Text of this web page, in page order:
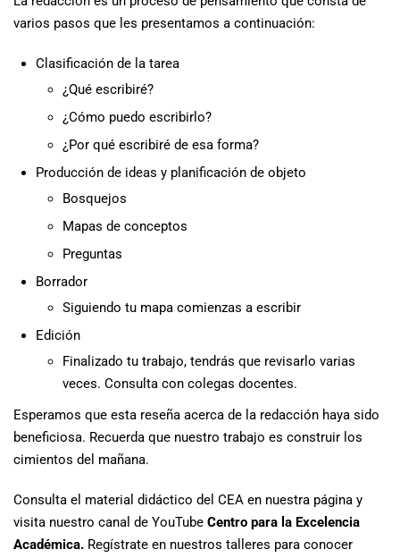
varios pasos que les presentamos a continuación:
Clasificación de la tarea
¿Qué escribiré?
¿Cómo puedo escribirlo?
¿Por qué escribiré de esa forma?
Producción de ideas y planificación de objeto
Bosquejos
Mapas de conceptos
Preguntas
Borrador
Siguiendo tu mapa comienzas a escribir
Edición
Finalizado tu trabajo, tendrás que revisarlo varias
veces. Consulta con colegas docentes.
Esperamos que esta reseña acerca de la redacción haya sido
beneficiosa. Recuerda que nuestro trabajo es construir los
cimientos del mañana.
Consulta el material didáctico del CEA en nuestra página y
visita nuestro canal de YouTube Centro para la Excelencia
Académica. Regístrate en nuestros talleres para conocer